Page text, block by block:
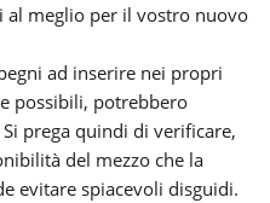
al meglio per il vostro nuovo
ad inserire nei propri
possibili, potrebbero
prega quindi di verificare,
del mezzo che la
evitare spiacevoli disguidi.